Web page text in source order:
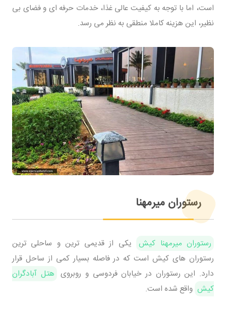
است، اما با توجه به کیفیت عالی غذا، خدمات حرفه ای و فضای بی
نظیر، این هزینه کاملا منطقی به نظر می رسد.
رستوران میرمهنا
رستوران میرمهنا کیش یکی از قدیمی ترین و ساحلی ترین
رستوران های کیش است که در فاصله بسیار کمی از ساحل قرار
دارد. این رستوران در خیابان فردوسی و روبروی هتل آبادگران
کیش واقع شده است.